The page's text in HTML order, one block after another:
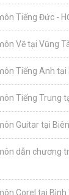
Tiếng Đức -
Vẽ tại Vũng
Tiếng Anh tại
Tiếng Trung
Guitar tại
dẫn chương
Corel tại Bình